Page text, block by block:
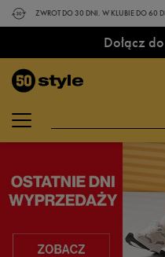
ZWROT DO 30 DNI. W KLUBIE DO 60
Dołącz